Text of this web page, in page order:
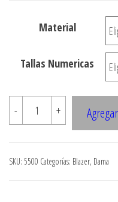
$3.290
Material
Tallas Numericas
-
5500
BLAZER
SOLAPA
ANGOSTA
+
SKU: 5500 Categorías: Blazer, Dama